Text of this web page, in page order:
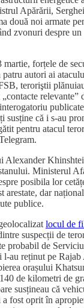
Apărării,
două noi armate
zvonuri despre
forțele de
patru autori ai
teroriştii
relevante”
susține că i s-au
pentru atacul
Alexander
Ministerul
posibila lor
arestate, dar
publice.
locul de
suspecții de
probabil de
l-au reținut pe
orașului
de kilometri de
susțineau că
a fost oprit în